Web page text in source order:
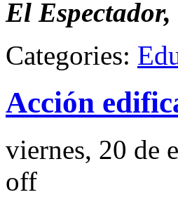
El Espectador,
Categories:
Acción
viernes, 20 de
off